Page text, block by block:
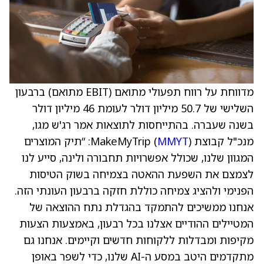
מדווחת על רווח תפעולי מתואם (EBIT מתואם) ברבעון
השלישי של 50.7 מיליון דולר לעומת 46 מיליון דולר
בשנה שעברה. בהתייחסות לתוצאות אמר רג'ש מגו,
מנכ"ל קבוצת MakeMyTrip ( MMYT
): “תיק המוצרים
המגוון שלנו, שכולל אפשרויות תחבורה ולינה, סייע לנו
לצמצם את השפעת ההאטה בצמיחה בשוק הטיסות
הפנימי ולהציג צמיחה כוללת חזקה ברבעון העונתי הזה.
אנחנו ממשיכים להתמקד בהגדלת נתח ההוצאה של
המטיילים ההודיים אצלנו בכל רבעון, באמצעות הצעות
מקיפות ומבדלות ללקוחות חדשים וקיימים. אנחנו גם
מתקדמים היטב במסע ה-AI שלנו, כדי לשפר באופן